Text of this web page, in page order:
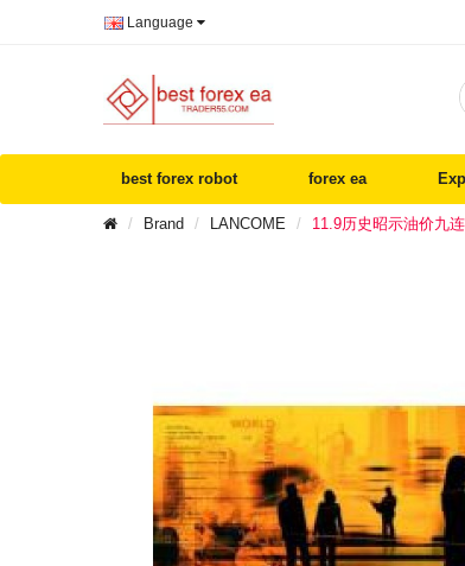
Language
best forex robot forex ea
Brand LANCOME 11.9历史昭示油价九